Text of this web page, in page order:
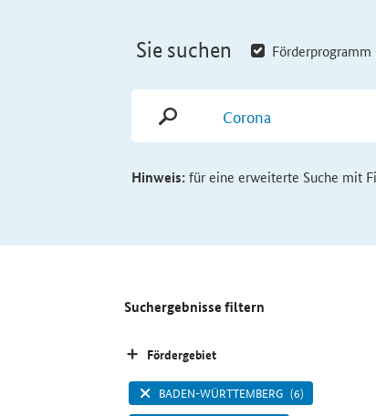
Sie suchen Förderprogramm
Hinweis:für eine erweiterte Suche mit
Suchergebnisse filtern
Fördergebiet
BADEN-WÜRTTEMBERG (6)